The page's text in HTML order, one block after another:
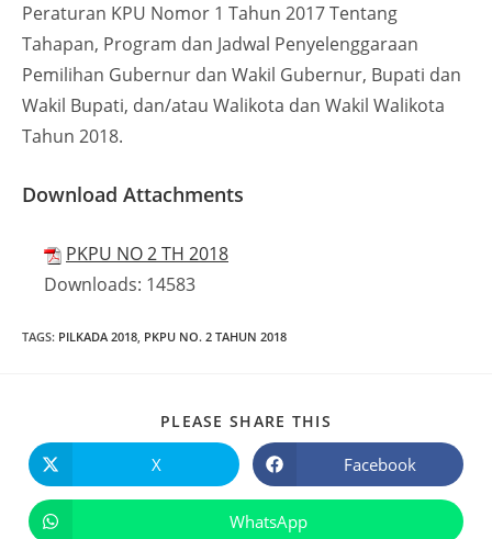
Peraturan KPU Nomor 1 Tahun 2017 Tentang
Tahapan, Program dan Jadwal Penyelenggaraan
Pemilihan Gubernur dan Wakil Gubernur, Bupati dan
Wakil Bupati, dan/atau Walikota dan Wakil Walikota
Tahun 2018.
Download Attachments
PKPU NO 2 TH 2018
Downloads: 14583
TAGS: PILKADA 2018, PKPU NO. 2 TAHUN 2018
PLEASE SHARE THIS
X Facebook
WhatsApp